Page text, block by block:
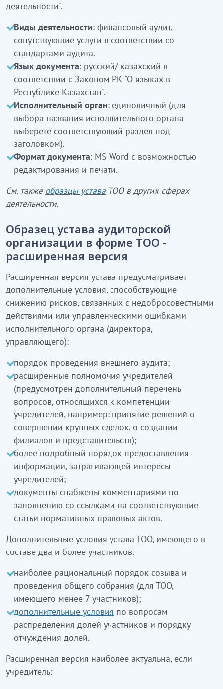
деятельности".
Виды деятельности: финансовый аудит,
сопутствующие услуги в соответствии со
стандартами аудита.
Язык документа: русский/ казахский в
соответствии с Законом РК "О языках в
Республике Казахстан".
Исполнительный орган: единоличный (для
выбора названия исполнительного органа
выберете соответствующий раздел под
заголовком).
Формат документа: MS Word с возможностью
редактирования и печати.
См. также образцы устава ТОО в других сферах
деятельности.
Образец устава аудиторской
организации в форме ТОО -
расширенная версия
Расширенная версия устава предусматривает
дополнительные условия, способствующие
снижению рисков, связанных с недобросовестными
действиями или управленческими ошибками
исполнительного органа (директора,
управляющего):
порядок проведения внешнего аудита;
расширенные полномочия учредителей
(предусмотрен дополнительный перечень
вопросов, относящихся к компетенции
учредителей, например: принятие решений о
совершении крупных сделок, о создании
филиалов и представительств);
более подробный порядок предоставления
информации, затрагивающей интересы
учредителей;
документы снабжены комментариями по
заполнению со ссылками на соответствующие
статьи нормативных правовых актов.
Дополнительные условия устава ТОО, имеющего в
составе два и более участников:
наиболее рациональный порядок созыва и
проведения общего собрания (для ТОО,
имеющего менее 7 участников);
дополнительные условия по вопросам
распределения долей участников и порядку
отчуждения долей.
Расширенная версия наиболее актуальна, если
учредитель: